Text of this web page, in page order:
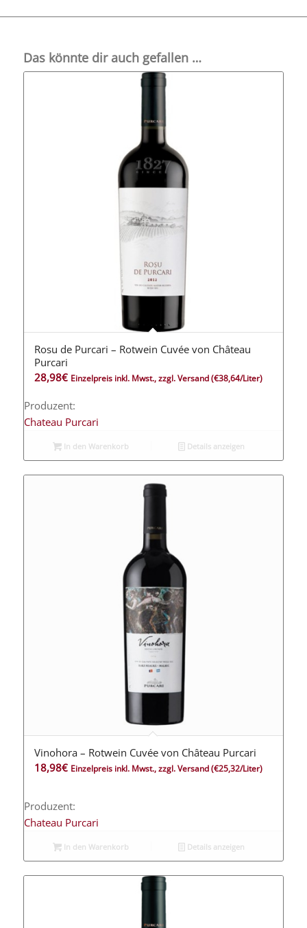
Das könnte dir auch gefallen …
Rosu de Purcari – Rotwein Cuvée von Château
Purcari
28,98€ Einzelpreis inkl. Mwst., zzgl. Versand(€38,64/Liter)
Produzent:
Chateau Purcari
In den Warenkorb Details anzeigen
Vinohora – Rotwein Cuvée von Château Purcari
18,98€ Einzelpreis inkl. Mwst., zzgl. Versand(€25,32/Liter)
Produzent:
Chateau Purcari
In den Warenkorb Details anzeigen